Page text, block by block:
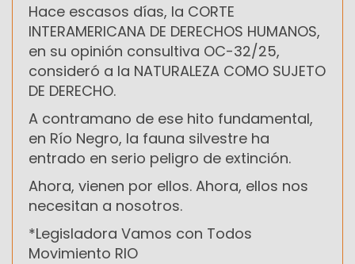
Hace escasos días, la CORTE
INTERAMERICANA DE DERECHOS HUMANOS,
en su opinión consultiva OC-32/25,
consideró a la NATURALEZA COMO SUJETO
DE DERECHO.
A contramano de ese hito fundamental,
en Río Negro, la fauna silvestre ha
entrado en serio peligro de extinción.
Ahora, vienen por ellos. Ahora, ellos nos
necesitan a nosotros.
*Legisladora Vamos con Todos
Movimiento RIO